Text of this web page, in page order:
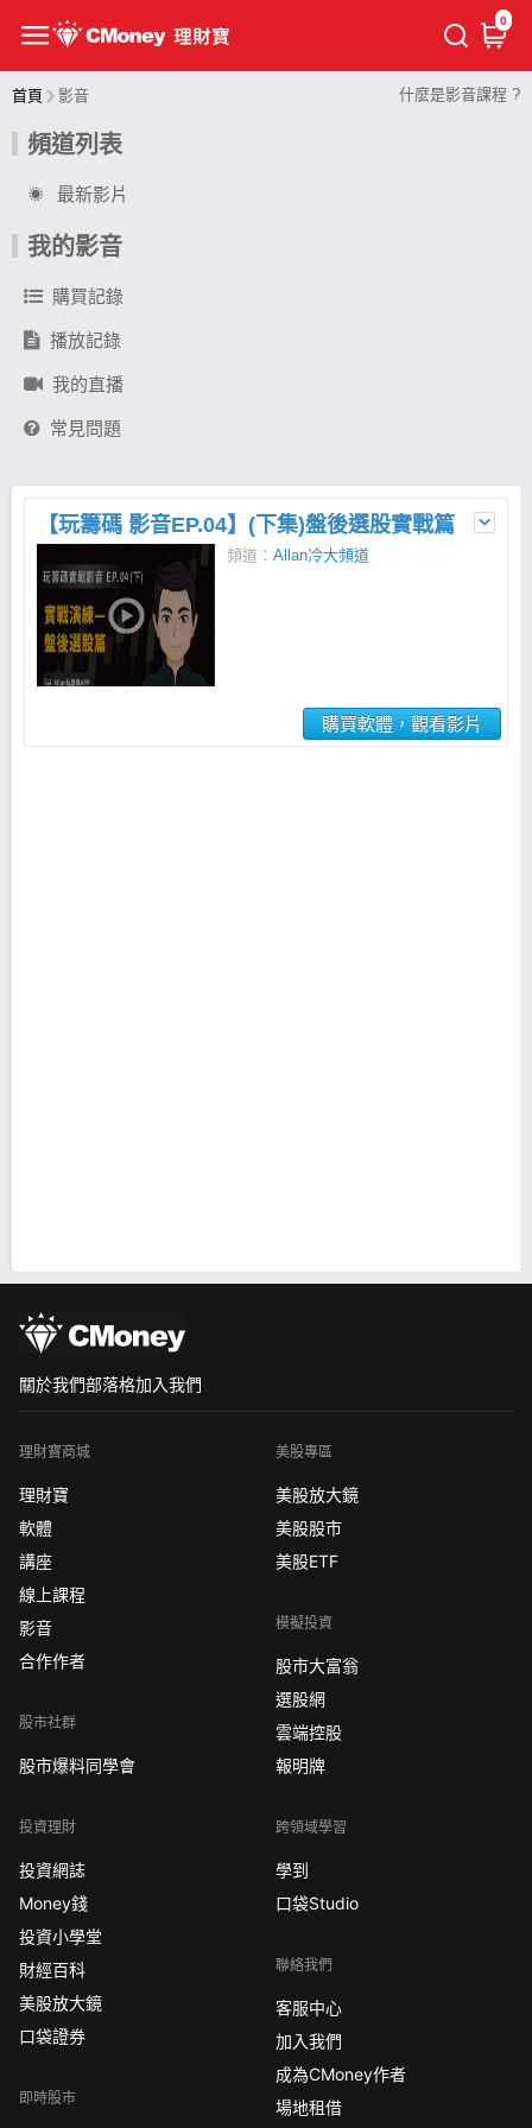
0
首頁 影音 什麼是影音課程 ?
頻道列表
最新影片
我的影音
購買記錄
播放記錄
我的直播
常見問題
【玩籌碼 影音EP.04】(下集)盤後選股實戰篇
頻道： Allan冷大頻道
購買軟體，觀看影片
關於我們部落格加入我們
理財寶商城
理財寶
軟體
講座
線上課程
影音
合作作者
股市社群
股市爆料同學會
投資理財
投資網誌
Money錢
投資小學堂
財經百科
美股放大鏡
口袋證券
即時股市
美股專區
美股放大鏡
美股股市
美股ETF
模擬投資
股市大富翁
選股網
雲端控股
報明牌
跨領域學習
學到
口袋Studio
聯絡我們
客服中心
加入我們
成為CMoney作者
場地租借